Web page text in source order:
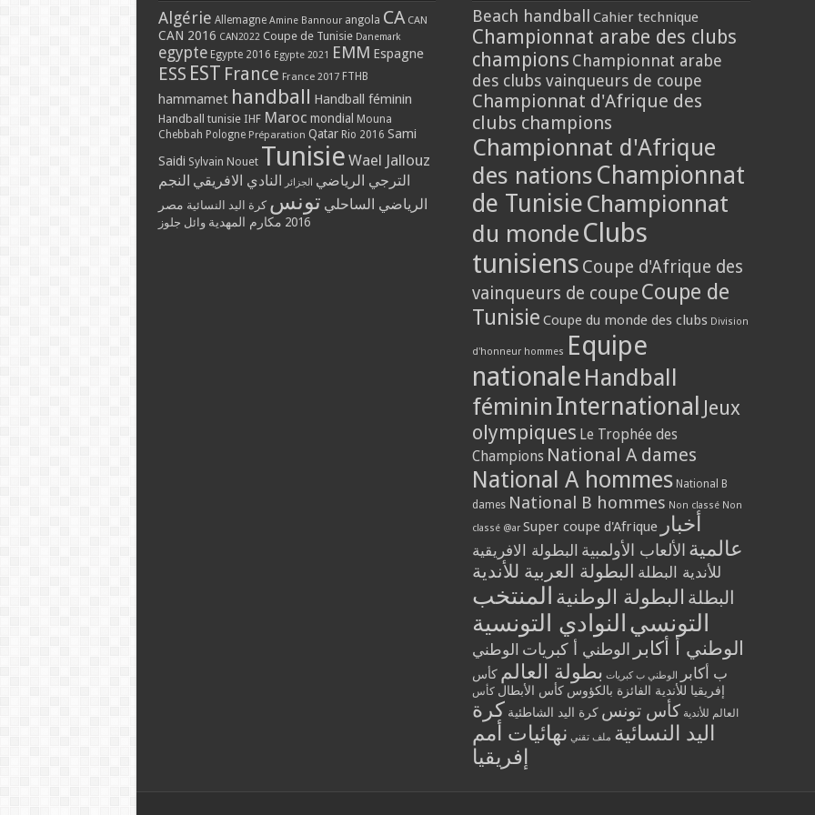
Algérie Allemagne Amine Bannour angola CA CAN
CAN 2016 CAN2022 Coupe de Tunisie Danemark
egypte Egypte 2016 Egypte 2021 EMM Espagne
ESS EST France France 2017 FTHB
hammamet handball Handball féminin
Handball tunisie IHF Maroc mondial Mouna
Chebbah Pologne Préparation Qatar Rio 2016 Sami
Saidi Sylvain Nouet Tunisie Wael Jallouz
الترجي الرياضي الجزائر النادي الافريقي النجم
الرياضي الساحلي تونس كرة اليد النسائية مصر
2016 مكارم المهدية وائل جلوز
Beach handball Cahier technique
Championnat arabe des clubs
champions Championnat arabe
des clubs vainqueurs de coupe
Championnat d'Afrique des
clubs champions
Championnat d'Afrique
des nations Championnat
de Tunisie Championnat
du monde Clubs
tunisiens Coupe d'Afrique des
vainqueurs de coupe Coupe de
Tunisie Coupe du monde des clubs Division
d'honneur hommes Equipe
nationale Handball
féminin International Jeux
olympiques Le Trophée des
Champions National A dames
National A hommes National B
dames National B hommes Non classé Non
classé @ar Super coupe d'Afrique أخبار
عالمية الألعاب الأولمبية البطولة الافريقية
للأندية البطلة البطولة العربية للأندية
البطلة البطولة الوطنية المنتخب
التونسي النوادي التونسية
الوطني أ أكابر الوطني أ كبريات الوطني
ب أكابر
الوطني ب كبريات بطولة العالم كأس
إفريقيا للأندية الفائزة بالكؤوس كأس الأبطال كأس
العالم للأندية كأس تونس كرة اليد الشاطئية كرة
اليد النسائية ملف تقني نهائيات أمم
إفريقيا